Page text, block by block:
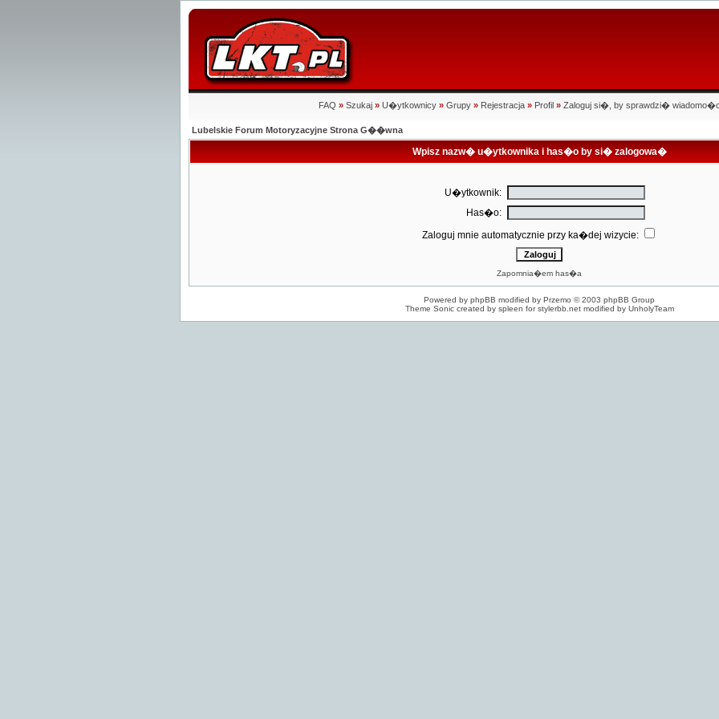
FAQ » Szukaj » U�ytkownicy » Grupy » Rejestracja » Profil » Zaloguj si�, by sprawdzi�
Lubelskie Forum Motoryzacyjne Strona G��wna
Wpisz nazw� u�ytkownika i has�o by si� zalogowa�
U�ytkownik:
Has�o:
Zaloguj mnie automatycznie przy ka�dej wizycie:
Zapomnia�em has�a
Powered by phpBB modified by Przemo © 2003 phpBB Group
Theme Sonic created by spleen forstylerbb.netmodified by UnholyTeam